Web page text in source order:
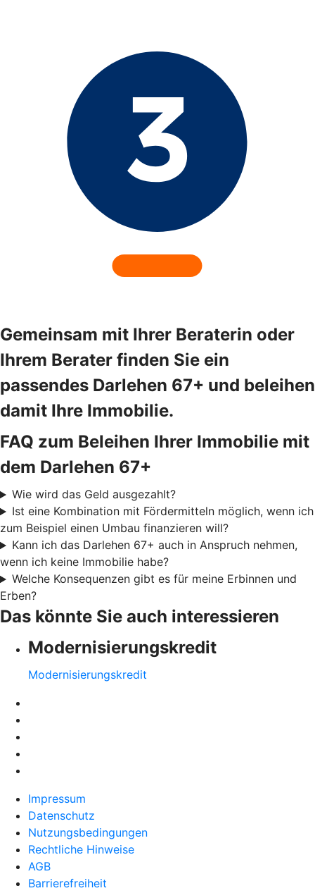
Gemeinsam mit Ihrer Beraterin oder
Ihrem Berater finden Sie ein
passendes Darlehen 67+ und beleihen
damit Ihre Immobilie.
FAQ zum Beleihen Ihrer Immobilie mit
dem Darlehen 67+
Wie wird das Geld ausgezahlt?
Ist eine Kombination mit Fördermitteln möglich, wenn ich
zum Beispiel einen Umbau finanzieren will?
Kann ich das Darlehen 67+ auch in Anspruch nehmen,
wenn ich keine Immobilie habe?
Welche Konsequenzen gibt es für meine Erbinnen und
Erben?
Das könnte Sie auch interessieren
Modernisierungskredit
Modernisierungskredit
Impressum
Datenschutz
Nutzungsbedingungen
Rechtliche Hinweise
AGB
Barrierefreiheit